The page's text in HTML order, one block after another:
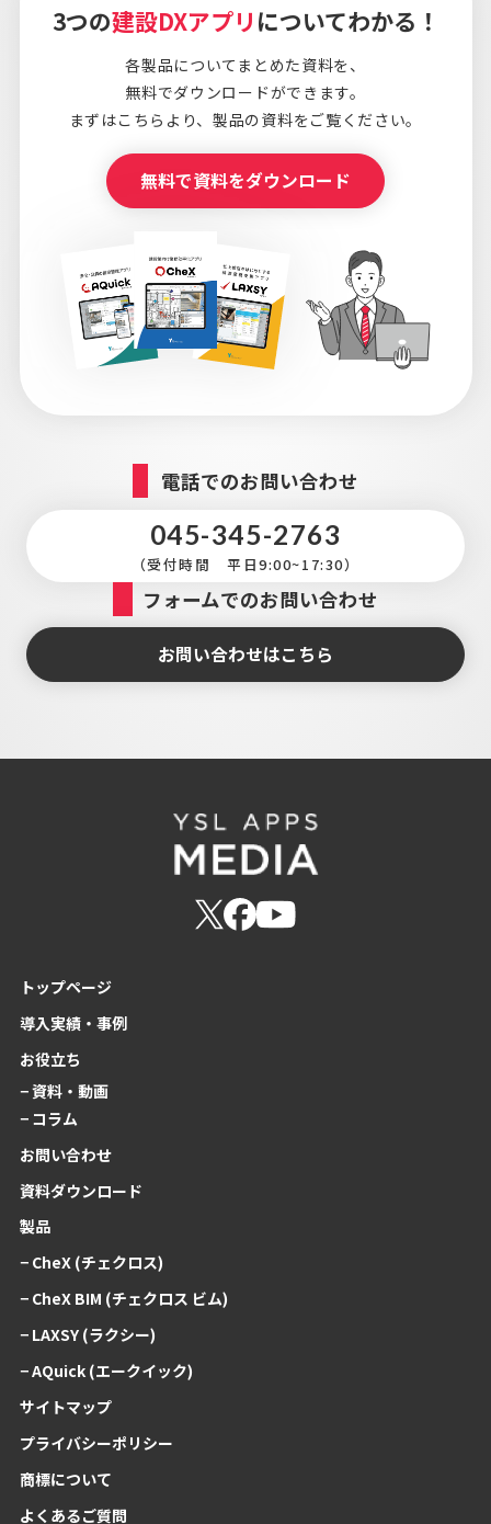
3つの建設DXアプリ についてわかる！
各製品についてまとめた資料を、
無料でダウンロードができます。
まずはこちらより、製品の資料をご覧ください。
無料で資料をダウンロード
電話でのお問い合わせ
045-345-2763
（受付時間 平日9:00~17:30）
フォームでのお問い合わせ
お問い合わせはこちら
トップページ
導入実績・事例
お役立ち
− 資料・動画
− コラム
お問い合わせ
資料ダウンロード
製品
− CheX (チェクロス)
− CheX BIM (チェクロス ビム)
− LAXSY (ラクシー)
− AQuick (エークイック)
サイトマップ
プライバシーポリシー
商標について
よくあるご質問